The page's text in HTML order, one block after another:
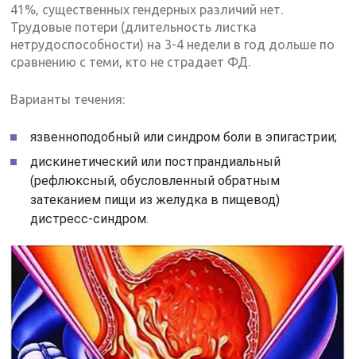
41%, существенных гендерных различий нет.
Трудовые потери (длительность листка
нетрудоспособности) на 3-4 недели в год дольше по
сравнению с теми, кто не страдает ФД.
Варианты течения:
язвенноподобный или синдром боли в эпигастрии;
дискинетический или постпрандиальный
(рефлюксный, обусловленный обратным
затеканием пищи из желудка в пищевод)
дистресс-синдром.